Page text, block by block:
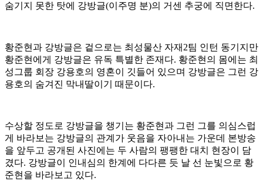
숨기지 못한 탓에 강방글(이주명 분)의 거센 추궁에 직면한다.
황준현과 강방글은 겉으로는 최성물산 자재2팀 인턴 동기지만
황준현에게 강방글은 유독 특별한 존재다. 황준현의 몸에는 최
성그룹 회장 강용호의 영혼이 깃들어 있으며 강방글은 그런 강
용호의 숨겨진 막내딸이기 때문이다.
수상할 정도로 강방글을 챙기는 황준현과 그런 그를 의심스럽
게 바라보는 강방글의 관계가 웃음을 자아내는 가운데 본방송
을 앞두고 공개된 사진에는 두 사람의 팽팽한 대치 현장이 담
겼다. 강방글이 인내심의 한계에 다다른 듯 날 선 눈빛으로 황
준현을 바라보고 있다.